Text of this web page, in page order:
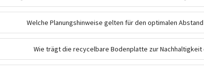
Welche Planungshinweise gelten für den optimalen
Wie trägt die recycelbare Bodenplatte zur